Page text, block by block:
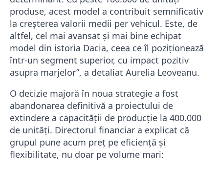
produse, acest model a contribuit semnificativ
la creșterea valorii medii per vehicul. Este, de
altfel, cel mai avansat și mai bine echipat
model din istoria Dacia, ceea ce îl poziționează
într-un segment superior, cu impact pozitiv
asupra marjelor”, a detaliat Aurelia Leoveanu.
O decizie majoră în noua strategie a fost
abandonarea definitivă a proiectului de
extindere a capacității de producție la 400.000
de unități. Directorul financiar a explicat că
grupul pune acum preț pe eficiență și
flexibilitate, nu doar pe volume mari: